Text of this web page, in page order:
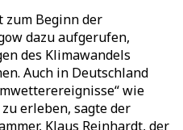
zum Beginn der
dazu aufgerufen,
des Klimawandels
Auch in Deutschland
wie
erleben, sagte der
Klaus Reinhardt, der